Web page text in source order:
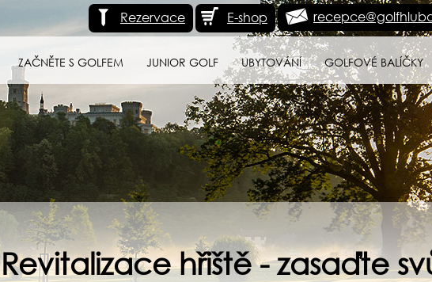
E-shop
Rezervace
ZAČNĚTE S GOLFEM JUNIOR GOLF UBYTOVÁNÍ GOLFOVÉ BALÍČKY
Revitalizace hřiště - zasaďte